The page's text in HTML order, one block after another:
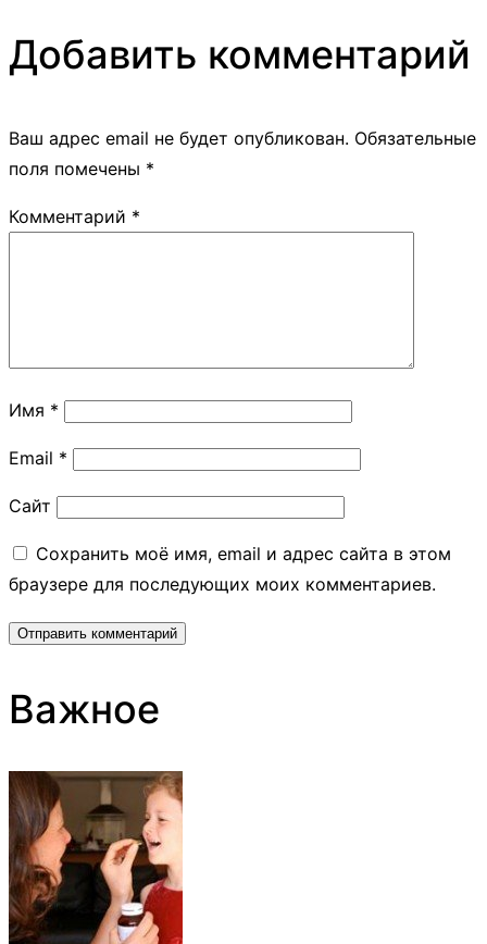
Добавить комментарий
Ваш адрес email не будет опубликован. Обязательные
поля помечены *
Комментарий *
Имя *
Email *
Сайт
Сохранить моё имя, email и адрес сайта в этом
браузере для последующих моих комментариев.
Важное